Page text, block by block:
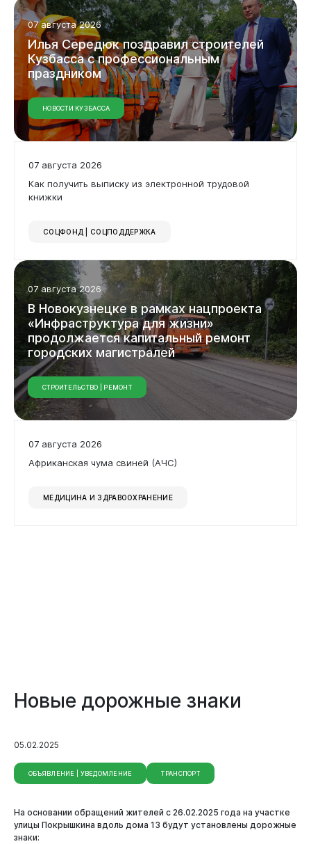
Горожанам
Документы
07 августа 2026
ИльяСередюкпоздравилстроителей
Кузбассаспрофессиональным
праздником
НОВОСТИ КУЗБАССА
07 августа 2026
Как получить выписку из электронной трудовой
книжки
СОЦФОНД | СОЦПОДДЕРЖКА
07 августа 2026
В Новокузнецкеврамкахнацпроекта
«Инфраструктурадляжизни»
продолжаетсякапитальныйремонт
городских магистралей
СТРОИТЕЛЬСТВО | РЕМОНТ
07 августа 2026
Африканская чума свиней (АЧС)
МЕДИЦИНА И ЗДРАВООХРАНЕНИЕ
Новые дорожные знаки
05.02.2025
ОБЪЯВЛЕНИЕ | УВЕДОМЛЕНИЕ ТРАНСПОРТ
На основании обращений жителей с 26.02.2025 года на участке
улицы Покрышкина вдоль дома 13 будут установлены дорожные
знаки: